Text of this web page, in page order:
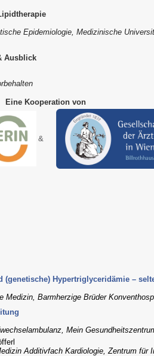
Epidemiologie, Medizinische
Ausblick
Eine Kooperation von
&
(genetische) Hypertriglyceridämie –
Medizin, Barmherzige Brüder
Mein
Additivfach Kardiologie, Zentrum für